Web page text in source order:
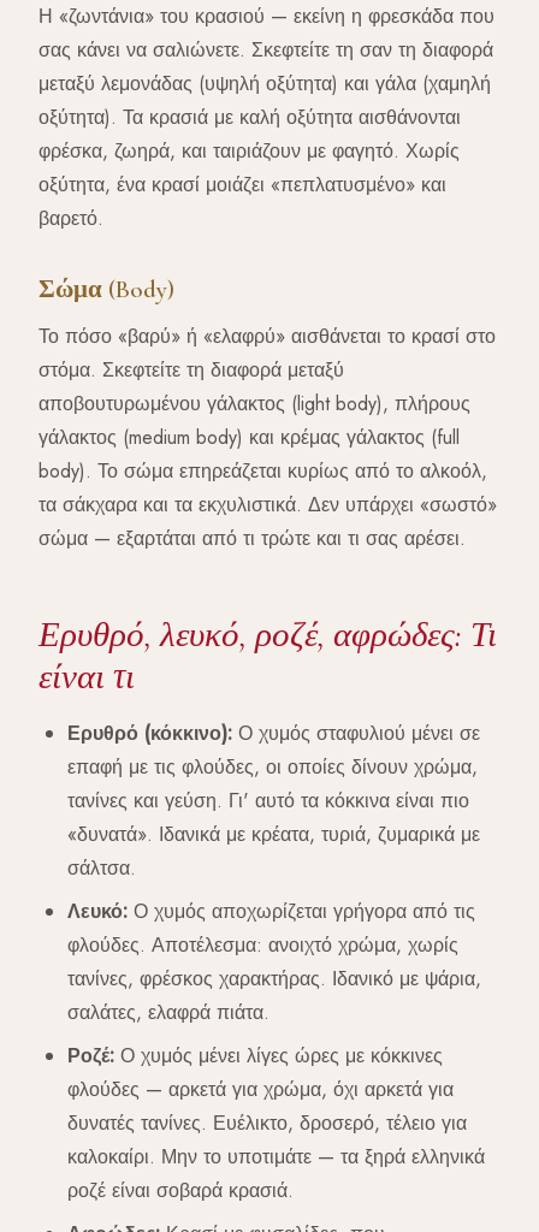
Η «ζωντάνια» του κρασιού — εκείνη η φρεσκάδα που
σας κάνει να σαλιώνετε. Σκεφτείτε τη σαν τη διαφορά
μεταξύ λεμονάδας (υψηλή οξύτητα) και γάλα (χαμηλή
οξύτητα). Τα κρασιά με καλή οξύτητα αισθάνονται
φρέσκα, ζωηρά, και ταιριάζουν με φαγητό. Χωρίς
οξύτητα, ένα κρασί μοιάζει «πεπλατυσμένο» και
βαρετό.
Σώμα (Body)
Το πόσο «βαρύ» ή «ελαφρύ» αισθάνεται το κρασί στο
στόμα. Σκεφτείτε τη διαφορά μεταξύ
αποβουτυρωμένου γάλακτος (light body), πλήρους
γάλακτος (medium body) και κρέμας γάλακτος (full
body). Το σώμα επηρεάζεται κυρίως από το αλκοόλ,
τα σάκχαρα και τα εκχυλιστικά. Δεν υπάρχει «σωστό»
σώμα — εξαρτάται από τι τρώτε και τι σας αρέσει.
Ερυθρό, λευκό, ροζέ, αφρώδες: Τι
είναι τι
Ερυθρό (κόκκινο): Ο χυμός σταφυλιού μένει σε
επαφή με τις φλούδες, οι οποίες δίνουν χρώμα,
τανίνες και γεύση. Γι' αυτό τα κόκκινα είναι πιο
«δυνατά». Ιδανικά με κρέατα, τυριά, ζυμαρικά με
σάλτσα.
Λευκό: Ο χυμός αποχωρίζεται γρήγορα από τις
φλούδες. Αποτέλεσμα: ανοιχτό χρώμα, χωρίς
τανίνες, φρέσκος χαρακτήρας. Ιδανικό με ψάρια,
σαλάτες, ελαφρά πιάτα.
Ροζέ: Ο χυμός μένει λίγες ώρες με κόκκινες
φλούδες — αρκετά για χρώμα, όχι αρκετά για
δυνατές τανίνες. Ευέλικτο, δροσερό, τέλειο για
καλοκαίρι. Μην το υποτιμάτε — τα ξηρά ελληνικά
ροζέ είναι σοβαρά κρασιά.